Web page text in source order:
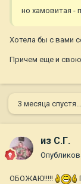
но хамовитая -
Хотела бы с вами
Причем еще и свою
3 месяца спустя...
из С.Г.
ОБОЖАЮ!!!!!